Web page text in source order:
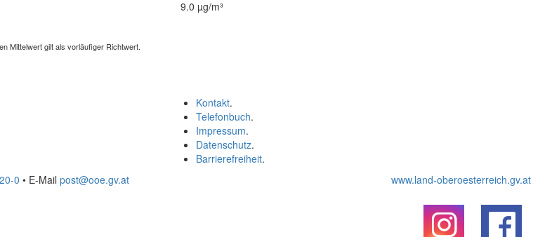
9.0 µg/m³
Mittelwert gilt als vorläufiger Richtwert.
Kontakt.
Telefonbuch.
Impressum.
Datenschutz.
Barrierefreiheit.
0 • E-Mail post@ooe.gv.at www.land-oberoesterreich.gv.at